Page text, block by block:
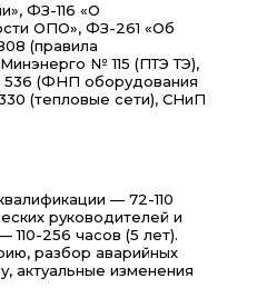
ФЗ-116 «О
ОПО», ФЗ-261 «Об
(правила
№ 115 (ПТЭ ТЭ),
(ФНП оборудования
(тепловые сети), СНиП
— 72-110
руководителей и
110-256 часов (5 лет).
разбор аварийных
актуальные изменения